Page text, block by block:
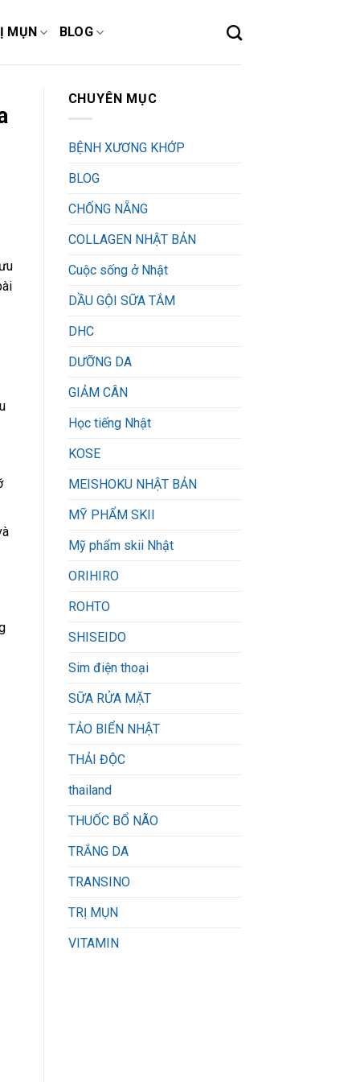
MỤN BLOG
CHUYÊN MỤC
BỆNH XƯƠNG KHỚP
BLOG
CHỐNG NẴNG
COLLAGEN NHẬT BẢN
Cuộc sống ở Nhật
DẦU GỘI SỮA TẮM
DHC
DƯỠNG DA
GIẢM CÂN
Học tiếng Nhật
KOSE
MEISHOKU NHẬT BẢN
MỸ PHẨM SKII
Mỹ phẩm skii Nhật
ORIHIRO
ROHTO
SHISEIDO
Sim điện thoại
SỮA RỬA MẶT
TẢO BIỂN NHẬT
THẢI ĐỘC
thailand
THUỐC BỔ NÃO
TRẮNG DA
TRANSINO
TRỊ MỤN
VITAMIN